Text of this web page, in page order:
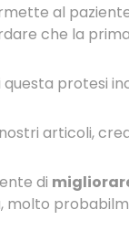
al
che la
protesi
articoli,
di
molto